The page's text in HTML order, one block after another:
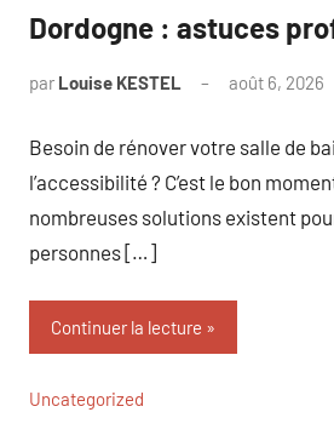
Dordogne : astuces
par Louise KESTEL août 6, 2026
Besoin de rénover votre salle de
l’accessibilité ? C’est le bon
nombreuses solutions existent
personnes […]
Continuer la lecture
Uncategorized